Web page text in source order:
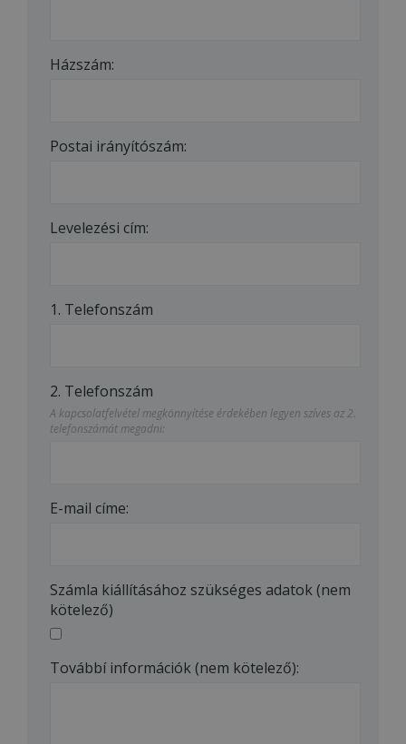
Házszám:
Postai irányítószám:
Levelezési cím:
1. Telefonszám
2. Telefonszám
A kapcsolatfelvétel megkönnyítése érdekében legyen szíves az 2.
telefonszámát megadni:
E-mail címe:
Számla kiállításához szükséges adatok (nem
kötelező)
Továbbí információk (nem kötelező):